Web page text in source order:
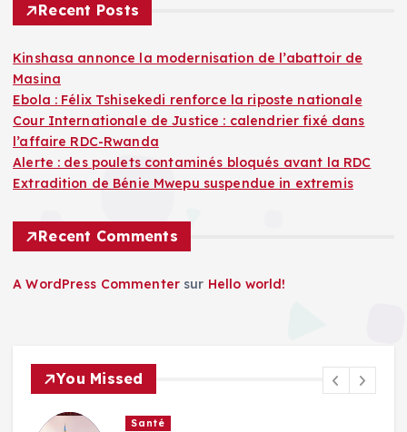
Recent Posts
Kinshasa annonce la modernisation de l’abattoir de
Masina
Ebola : Félix Tshisekedi renforce la riposte nationale
Cour Internationale de Justice : calendrier fixé dans
l’affaire RDC-Rwanda
Alerte : des poulets contaminés bloqués avant la RDC
Extradition de Bénie Mwepu suspendue in extremis
Recent Comments
A WordPress Commenter sur Hello world!
You Missed
Santé